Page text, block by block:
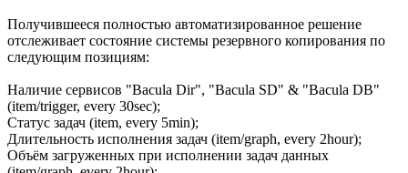
Получившееся полностью автоматизированное решение
отслеживает состояние системы резервного копирования по
следующим позициям:
Наличие сервисов "Bacula Dir", "Bacula SD" & "Bacula DB"
(item/trigger, every 30sec);
Статус задач (item, every 5min);
Длительность исполнения задач (item/graph, every 2hour);
Объём загруженных при исполнении задач данных